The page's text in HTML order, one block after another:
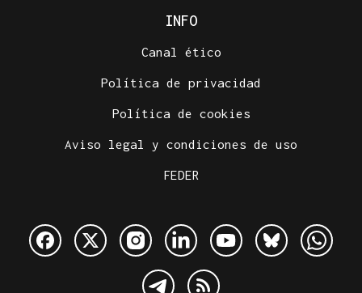
INFO
Canal ético
Política de privacidad
Política de cookies
Aviso legal y condiciones de uso
FEDER